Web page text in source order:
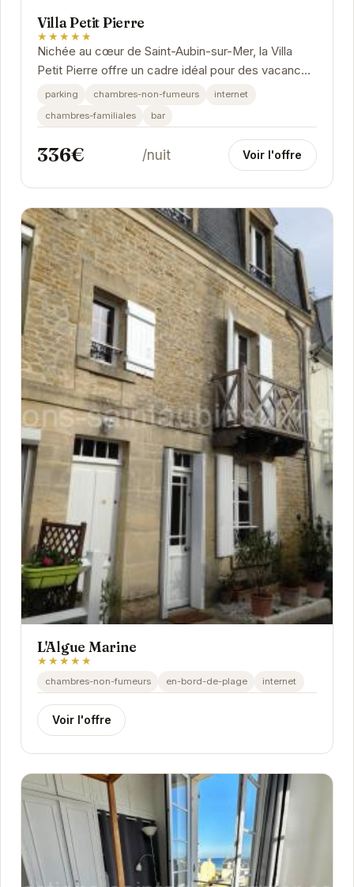
Villa Petit Pierre
★★★★★
Nichée au cœur de Saint-Aubin-sur-Mer, la Villa
Petit Pierre offre un cadre idéal pour des vacances
en famille ou entre amis.
parking chambres-non-fumeurs
internet
chambres-familiales
bar
336€ /nuit Voir l'offre
L'Algue Marine
★★★★★
chambres-non-fumeurs en-bord-de-plage internet
Voir l'offre